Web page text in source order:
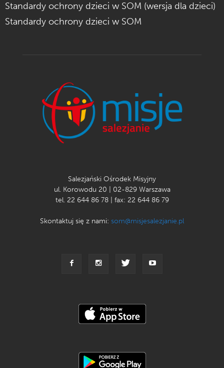
Standardy ochrony dzieci w SOM (wersja dla dzieci)
Standardy ochrony dzieci w SOM
Salezjański Ośrodek Misyjny
ul. Korowodu 20 | 02-829 Warszawa
tel. 22 644 86 78 | fax: 22 644 86 79
Skontaktuj się z nami: som@misjesalezjanie.pl